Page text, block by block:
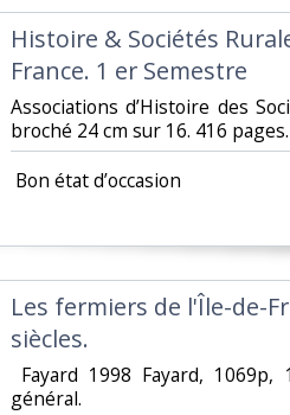
‎Histoire & Sociétés
France. 1 er Semestre‎
‎Associations d’Histoire des
broché 24 cm sur 16. 416
‎ Bon état d’occasion ‎
‎Les fermiers de l'Île-de-
siècles.‎
Fayard 1998 Fayard,
général.‎